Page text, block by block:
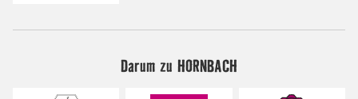
Darum zu HORNBACH